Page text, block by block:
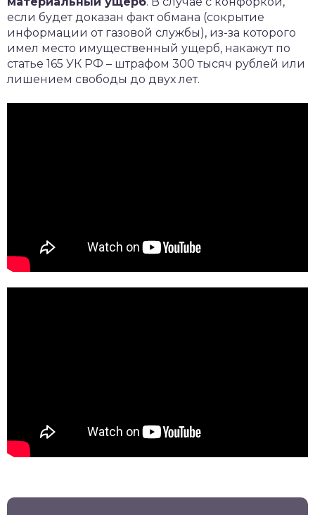
если будет доказан факт обмана (сокрытие
информации от газовой службы), из-за которого
имел место имущественный ущерб, накажут по
статье 165 УК РФ – штрафом 300 тысяч рублей или
лишением свободы до двух лет.